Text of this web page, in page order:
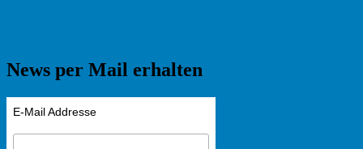
News per Mail erhalten
E-Mail Addresse